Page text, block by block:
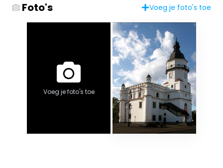
Foto's Voeg je foto's toe
Voeg je foto's toe